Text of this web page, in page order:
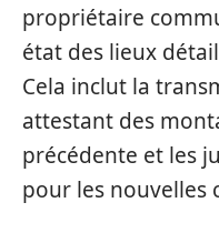
propriétaire
état des lieux
Cela inclut la
attestant des
précédente et les
pour les nouvelles